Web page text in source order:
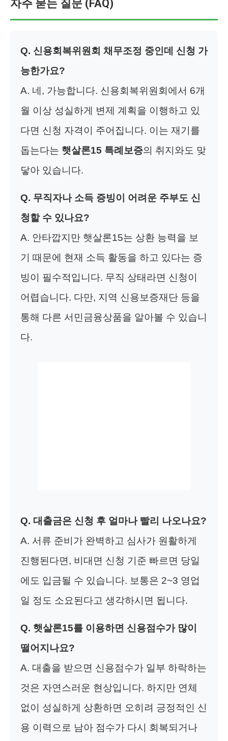
자주 묻는 질문 (FAQ)
Q. 신용회복위원회 채무조정 중인데 신청 가
능한가요?
A. 네, 가능합니다. 신용회복위원회에서 6개
월 이상 성실하게 변제 계획을 이행하고 있
다면 신청 자격이 주어집니다. 이는 재기를
돕는다는 햇살론15 특례보증의 취지와도 맞
닿아 있습니다.
Q. 무직자나 소득 증빙이 어려운 주부도 신
청할 수 있나요?
A. 안타깝지만 햇살론15는 상환 능력을 보
기 때문에 현재 소득 활동을 하고 있다는 증
빙이 필수적입니다. 무직 상태라면 신청이
어렵습니다. 다만, 지역 신용보증재단 등을
통해 다른 서민금융상품을 알아볼 수 있습니
다.
Q. 대출금은 신청 후 얼마나 빨리 나오나요?
A. 서류 준비가 완벽하고 심사가 원활하게
진행된다면, 비대면 신청 기준 빠르면 당일
에도 입금될 수 있습니다. 보통은 2~3 영업
일 정도 소요된다고 생각하시면 됩니다.
Q. 햇살론15를 이용하면 신용점수가 많이
떨어지나요?
A. 대출을 받으면 신용점수가 일부 하락하는
것은 자연스러운 현상입니다. 하지만 연체
없이 성실하게 상환하면 오히려 긍정적인 신
용 이력으로 남아 점수가 다시 회복되거나